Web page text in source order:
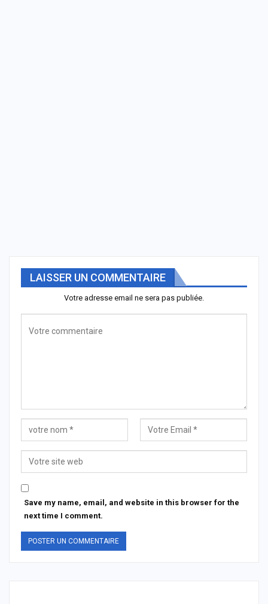
LAISSER UN COMMENTAIRE
Votre adresse email ne sera pas publiée.
Save my name, email, and website in this browser for the
next time I comment.